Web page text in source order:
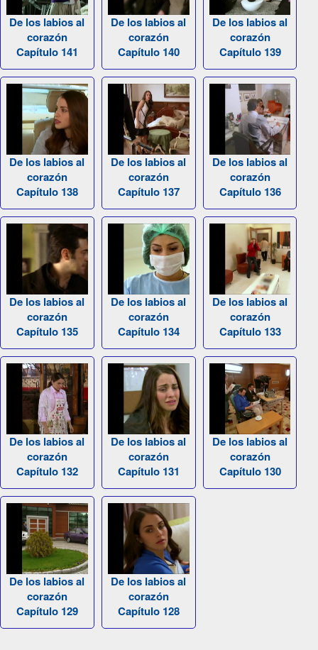
De los labios al
corazón
Capítulo 141
De los labios al
corazón
Capítulo 140
De los labios al
corazón
Capítulo 139
De los labios al
corazón
Capítulo 138
De los labios al
corazón
Capítulo 137
De los labios al
corazón
Capítulo 136
De los labios al
corazón
Capítulo 135
De los labios al
corazón
Capítulo 134
De los labios al
corazón
Capítulo 133
De los labios al
corazón
Capítulo 132
De los labios al
corazón
Capítulo 131
De los labios al
corazón
Capítulo 130
De los labios al
corazón
Capítulo 129
De los labios al
corazón
Capítulo 128